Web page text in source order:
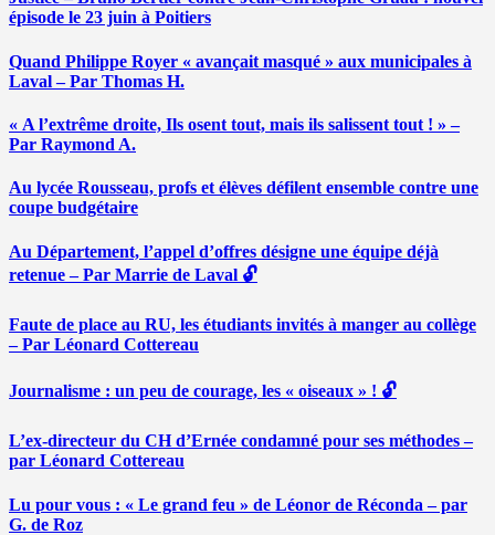
épisode le 23 juin à Poitiers
Quand Philippe Royer « avançait masqué » aux municipales à
Laval – Par Thomas H.
« A l’extrême droite, Ils osent tout, mais ils salissent tout ! » –
Par Raymond A.
Au lycée Rousseau, profs et élèves défilent ensemble contre une
coupe budgétaire
Au Département, l’appel d’offres désigne une équipe déjà
retenue – Par Marrie de Laval 🔓
Faute de place au RU, les étudiants invités à manger au collège
– Par Léonard Cottereau
Journalisme : un peu de courage, les « oiseaux » ! 🔓
L’ex-directeur du CH d’Ernée condamné pour ses méthodes –
par Léonard Cottereau
Lu pour vous : « Le grand feu » de Léonor de Réconda – par
G. de Roz